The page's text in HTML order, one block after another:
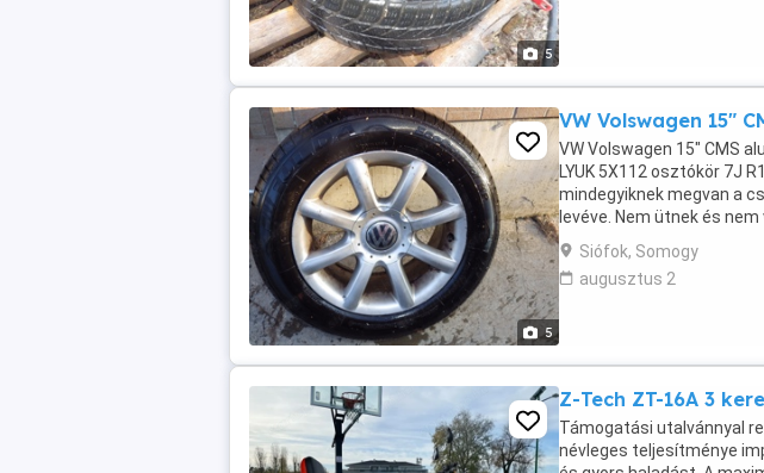
5
5
VW Volswagen 15"
VW Volswagen 15" CMS
LYUK 5X112 osztókör 7J
mindegyiknek megvan a
levéve. Nem ütnek és
3 0 0 6 6
Siófok, Somogy
augusztus 2
Z-Tech ZT-16A 3
Támogatási utalvánnyal
névleges teljesítménye